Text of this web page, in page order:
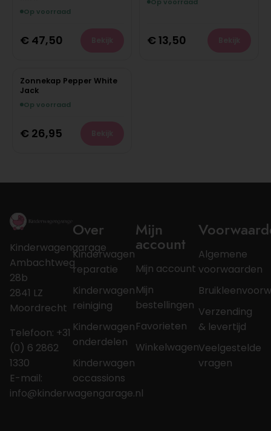
Op voorraad
€ 47,50
Op voorraad
€ 13,50
Zonnekap Pepper White
Jack
Op voorraad
€ 26,95
Kinderwagengarage
Ambachtweg
28b
2841 LZ
Moordrecht
Telefoon: +31
(0) 6 2862
1330
E-mail:
info@kinderwagengarage.nl
Over
Kinderwagen
reparatie
Kinderwagen
reiniging
Kinderwagen
onderdelen
Kinderwagen
occassions
Mijn
account
Mijn account
Mijn
bestellingen
Favorieten
Winkelwagen
Algemene
voorwaarden
Verzending
& levertijd
Veelgestelde
vragen